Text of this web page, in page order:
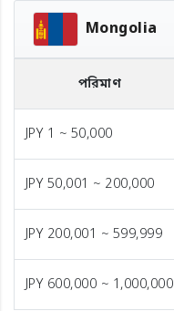
Mongolia
পরিমাণ
JPY 1 ~ 50,000
JPY 50,001 ~ 200,000
JPY 200,001 ~ 599,999
JPY 600,000 ~ 1,000,000